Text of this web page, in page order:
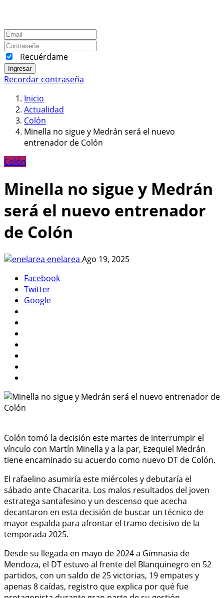
Recuérdame
Ingresar
Recordar contraseña
Inicio
Actualidad
Colón
Minella no sigue y Medrán será el nuevo
entrenador de Colón
Colón
Minella no sigue y Medrán
será el nuevo entrenador
de Colón
enelarea Ago 19, 2025
Facebook
Twitter
Google
Colón tomó la decisión este martes de interrumpir el
vínculo con Martín Minella y a la par, Ezequiel Medrán
tiene encaminado su acuerdo como nuevo DT de Colón.
El rafaelino asumiría este miércoles y debutaría el
sábado ante Chacarita. Los malos resultados del joven
estratega santafesino y un descenso que acecha
decantaron en esta decisión de buscar un técnico de
mayor espalda para afrontar el tramo decisivo de la
temporada 2025.
Desde su llegada en mayo de 2024 a Gimnasia de
Mendoza, el DT estuvo al frente del Blanquinegro en 52
partidos, con un saldo de 25 victorias, 19 empates y
apenas 8 caídas, registro que explica por qué fue